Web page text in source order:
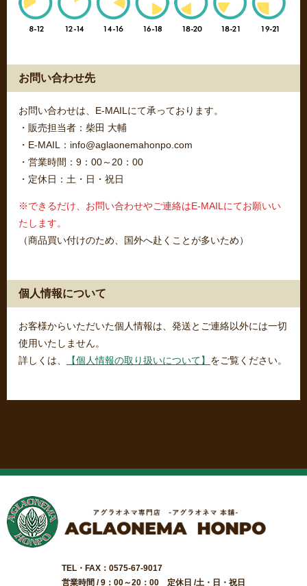
お問い合わせ先
お問い合わせは、E-MAILにて承っております。
・販売担当者：柴田 大輔
・E-MAIL：info@aglaonemahonpo.com
・営業時間：9：00～20：00
・定休日：土・日・祝日
※できるだけ、お問い合わせやご連絡はE-MAILにてお願いい
たします。
（商品買い付けのため、国外へ赴くことが多いため）
個人情報について
お客様からいただいた個人情報は、発送とご連絡以外には一切
使用いたしません。
詳しくは、
【個人情報の取り扱いについて】 をご覧ください。
TEL・FAX：0575-67-9017
営業時間 / 9：00～20：00 定休日 /土・日・祝日